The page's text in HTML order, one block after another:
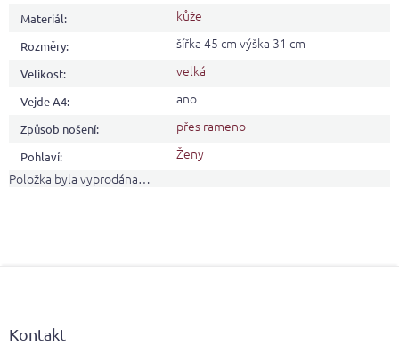
Materiál: kůže
Rozměry: šířka 45 cm výška 31 cm
Velikost: velká
Vejde A4: ano
Způsob nošení: přes rameno
Pohlaví:
Ženy
Položka byla vyprodána…
Kontakt